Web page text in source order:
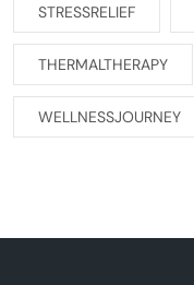
STRESSRELIEF
THERMALTHERAPY
WELLNESSJOURNEY